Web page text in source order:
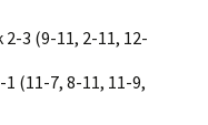
3 (9-11, 2-11, 12-
(11-7, 8-11, 11-9,